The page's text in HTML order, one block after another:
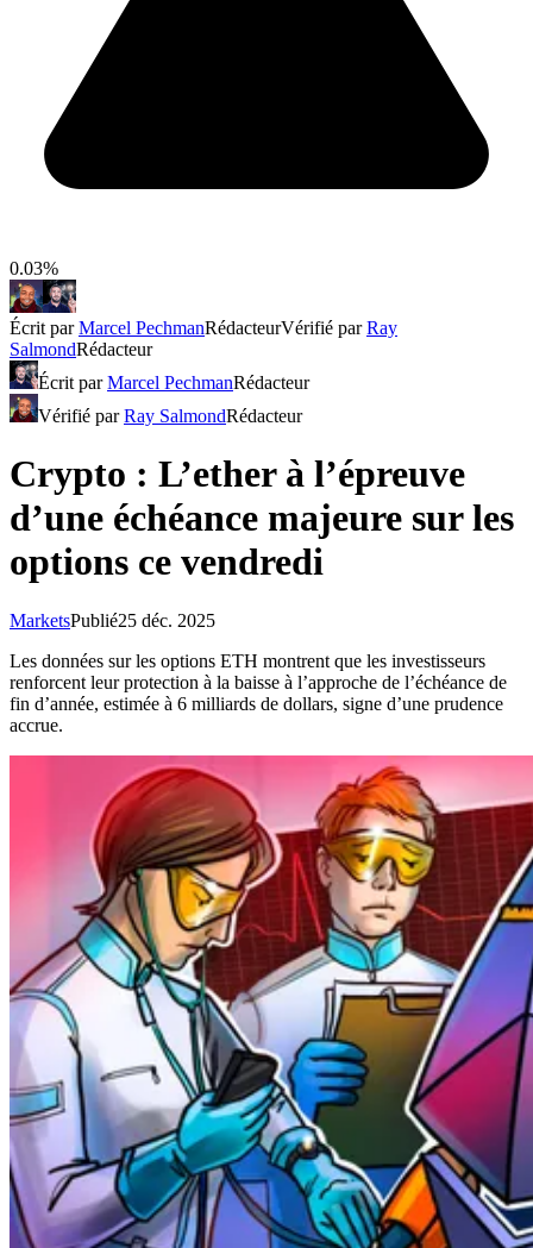
0.03%
Écrit parMarcel PechmanRédacteurVérifié parRay
SalmondRédacteur
Écrit parMarcel PechmanRédacteur
Vérifié parRay SalmondRédacteur
Crypto : L’ether à l’épreuve
d’une échéance majeure sur les
options ce vendredi
MarketsPublié25 déc. 2025
Les données sur les options ETH montrent que les investisseurs
renforcent leur protection à la baisse à l’approche de l’échéance de
fin d’année, estimée à 6 milliards de dollars, signe d’une prudence
accrue.